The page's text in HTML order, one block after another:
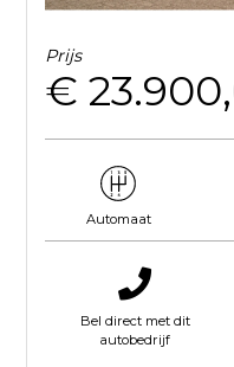
Prijs
€
Automaat
Bel direct met dit
autobedrijf